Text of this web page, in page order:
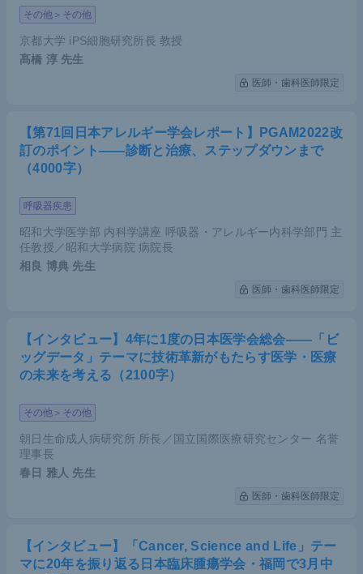
その他＞その他
京都大学 iPS細胞研究所長 教授
髙橋 淳 先生
医師・歯科医師限定
【第71回日本アレルギー学会レポート】PGAM2022改
訂のポイント――診断と治療、ステップダウンまで
（4000字）
呼吸器疾患
昭和大学医学部 内科学講座 呼吸器・アレルギー内科学部門 主
任教授／昭和大学病院 病院長
相良 博典 先生
医師・歯科医師限定
【インタビュー】4年に1度の日本医学会総会――「ビ
ッグデータ」テーマに技術革新がもたらす医学・医療
の未来を考える（2100字）
その他＞その他
朝日生命成人病研究所 所長／国立国際医療研究センター 名誉
理事長
春日 雅人 先生
医師・歯科医師限定
【インタビュー】「Cancer, Science and Life」テー
マに20年を振り返る日本臨床腫瘍学会・福岡で3月中